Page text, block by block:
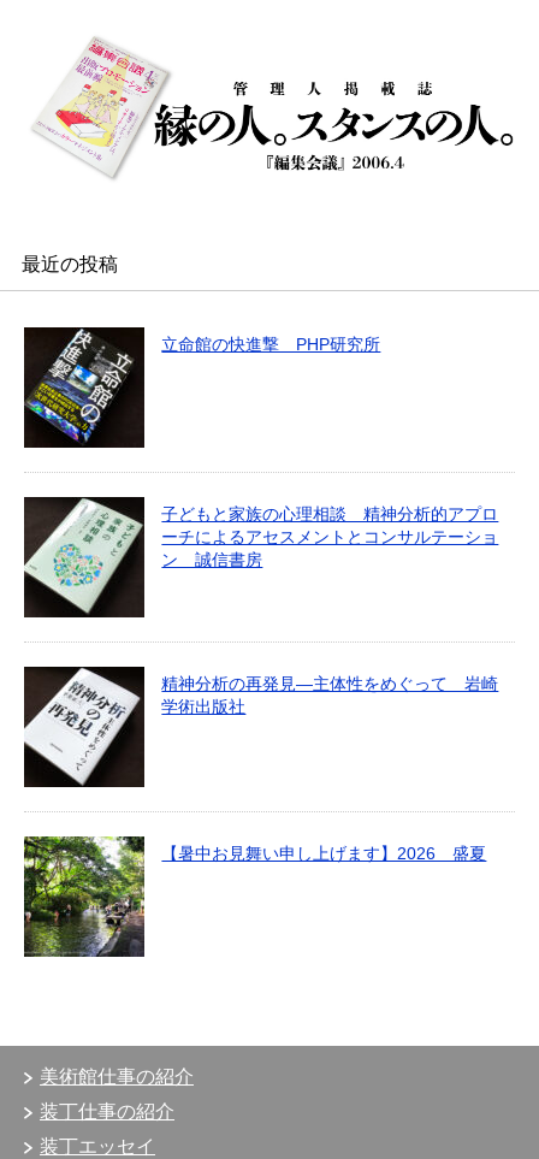
最近の投稿
立命館の快進撃 PHP研究所
子どもと家族の心理相談 精神分析的アプロ
ーチによるアセスメントとコンサルテーショ
ン 誠信書房
精神分析の再発見―主体性をめぐって 岩崎
学術出版社
【暑中お見舞い申し上げます】2026 盛夏
美術館仕事の紹介
装丁仕事の紹介
装丁エッセイ